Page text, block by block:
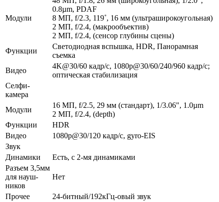
Модули
0.8µm, PDAF
8 МП, f/2.3, 119˚, 16 мм (ультра­широкоугольная)
2 МП, f/2.4, (макрообъектив)
2 МП, f/2.4, (сенсор глубины сцены)
Функ­ции
Светодиодная вспышка, HDR, Панорамная
съемка
Видео
4K@30/60 кадр/с, 1080p@30/60/240/960 кадр/с;
оптическая стабилизация
Селфи-
камера
Модули
16 МП, f/2.5, 29 мм (стандарт), 1/3.06", 1.0µm
2 МП, f/2.4, (depth)
Функ­ции
HDR
Видео
1080p@30/120 кадр/с, gyro-EIS
Звук
Динамики
Есть, с 2-мя динамиками
Разъем 3,5мм
для науш­
ников
Нет
Прочее
24-битный/192кГц-овый звук